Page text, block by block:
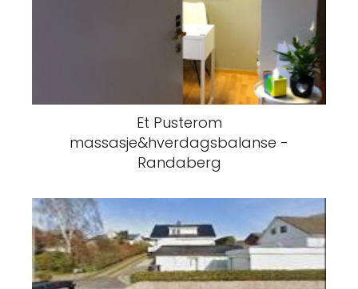
Et Pusterom
massasje&hverdagsbalanse -
Randaberg